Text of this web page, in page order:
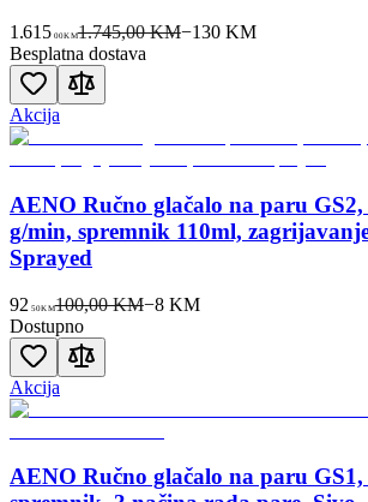
1.615 00KM1.745,00 KM−130KM
Besplatna dostava
Akcija
AENO Ručno glačalo na paru GS2,
g/min, spremnik 110ml,
Sprayed
92 50KM100,00 KM−8KM
Dostupno
Akcija
AENO Ručno glačalo na paru GS1,